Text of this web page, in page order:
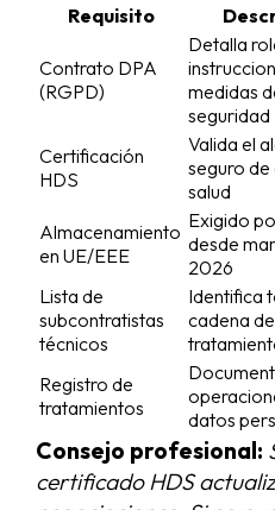
Requisito
Contrato DPA
(RGPD)
Detalla
medidas
seguridad
Certificación
HDS
Valida el
seguro
salud
Almacenamiento
en UE/EEE
Exigido
desde
2026
Lista de
subcontratistas
técnicos
Identifica
cadena de
Registro de
tratamientos
datos
Consejo profesional:
certificado HDS